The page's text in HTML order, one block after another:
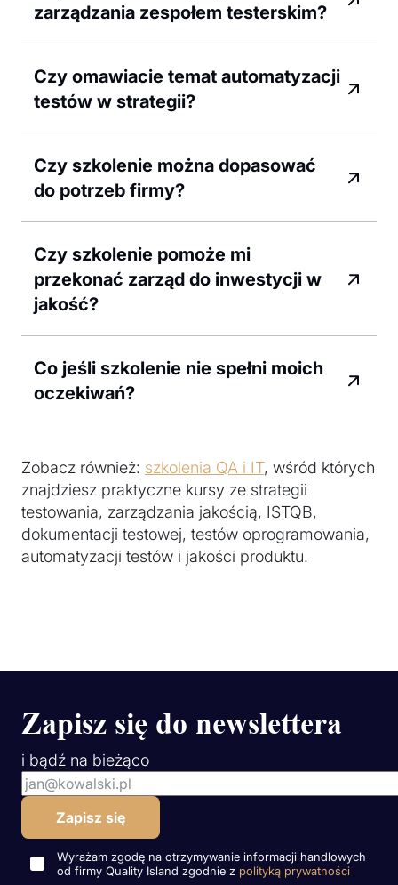
zarządzania zespołem testerskim?
Czy omawiacie temat automatyzacji
testów w strategii?
Czy szkolenie można dopasować
do potrzeb firmy?
Czy szkolenie pomoże mi
przekonać zarząd do inwestycji w
jakość?
Co jeśli szkolenie nie spełni moich
oczekiwań?
Zobacz również: szkolenia QA i IT, wśród których
znajdziesz praktyczne kursy ze strategii
testowania, zarządzania jakością, ISTQB,
dokumentacji testowej, testów oprogramowania,
automatyzacji testów i jakości produktu.
Zapisz się do newslettera
i bądź na bieżąco
Wyrażam zgodę na otrzymywanie informacji handlowych
od firmy Quality Island zgodnie z polityką prywatności